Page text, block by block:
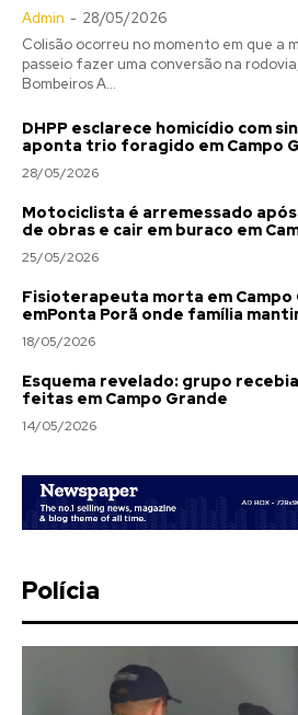
Admin - 28/05/2026
Colisão ocorreu no momento em que a
passeio fazer uma conversão na
Bombeiros A...
DHPP esclarece homicídio com
aponta trio foragido em Campo
28/05/2026
Motociclista é arremessado
de obras e cair em buraco em
25/05/2026
Fisioterapeuta morta em Campo
emPonta Porã onde família
18/05/2026
Esquema revelado: grupo
feitas em Campo Grande
14/05/2026
Polícia